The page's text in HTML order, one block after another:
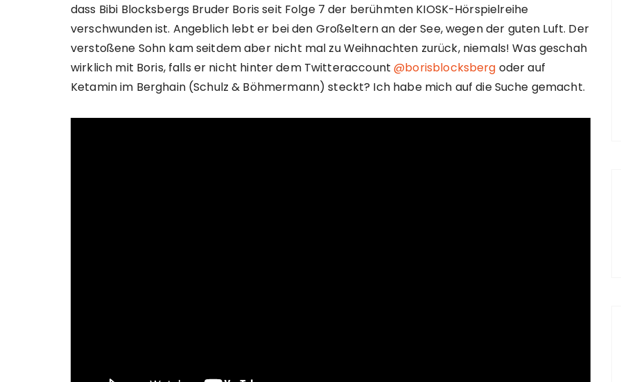
dass Bibi Blocksbergs Bruder Boris seit Folge 7 der berühmten KIOSK-Hörspielreihe
verschwunden ist. Angeblich lebt er bei den Großeltern an der See, wegen der guten Luft. Der
verstoßene Sohn kam seitdem aber nicht mal zu Weihnachten zurück, niemals! Was geschah
wirklich mit Boris, falls er nicht hinter dem Twitteraccount@borisblocksberg oder auf
Ketamin im Berghain (Schulz & Böhmermann) steckt? Ich habe mich auf die Suche gemacht.